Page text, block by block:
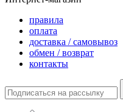
правила
оплата
доставка / самовывоз
обмен / возврат
контакты